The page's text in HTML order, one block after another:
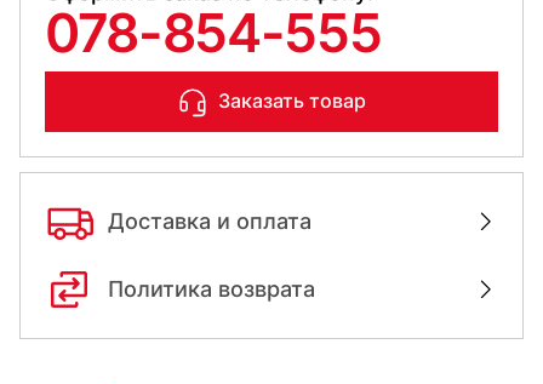
078-854-555
Заказать товар
Доставка и оплата
Политика возврата